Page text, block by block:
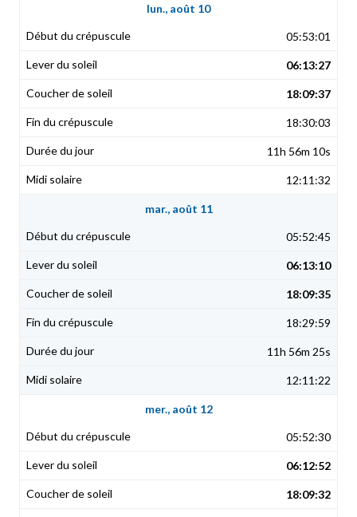
lun., août 10
05:53:01
06:13:27
18:09:37
18:30:03
11h 56m 10s
12:11:32
mar., août 11
05:52:45
06:13:10
18:09:35
18:29:59
11h 56m 25s
12:11:22
mer., août 12
05:52:30
06:12:52
18:09:32